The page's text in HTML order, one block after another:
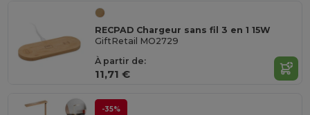
RECPAD Chargeur sans fil 3 en 1 15W
GiftRetail MO2729
À partir de:
11,71 €
-35%